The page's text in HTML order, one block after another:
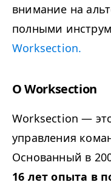
внимание на
полными
Worksection.
О Worksection
Worksection —
управления
Основанный в
16 лет опыта в